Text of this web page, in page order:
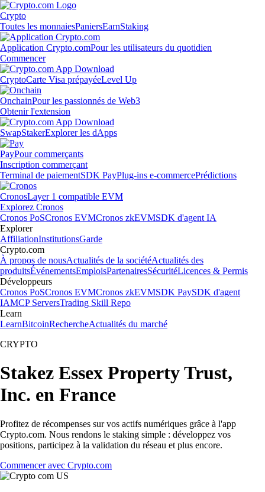
Crypto
Toutes les monnaiesPaniersEarnStaking
Application Crypto.comPour les utilisateurs du quotidien
Commencer
CryptoCarte Visa prépayéeLevel Up
OnchainPour les passionnés de Web3
Obtenir l'extension
SwapStakerExplorer les dApps
PayPour commerçants
Inscription commerçant
Terminal de paiementSDK PayPlug-ins e-commercePrédictions
CronosLayer 1 compatible EVM
Explorez Cronos
Cronos PoSCronos EVMCronos zkEVMSDK d'agent IA
Explorer
AffiliationInstitutionsGarde
Crypto.com
À propos de nousActualités de la sociétéActualités des
produitsÉvénementsEmploisPartenairesSécuritéLicences & Permis
Développeurs
Cronos PoSCronos EVMCronos zkEVMSDK PaySDK d'agent
IAMCP ServersTrading Skill Repo
Learn
LearnBitcoinRechercheActualités du marché
CRYPTO
Stakez Essex Property Trust,
Inc. en France
Profitez de récompenses sur vos actifs numériques grâce à l'app
Crypto.com. Nous rendons le staking simple : développez vos
positions, participez à la validation du réseau et plus encore.
Commencer avec Crypto.com